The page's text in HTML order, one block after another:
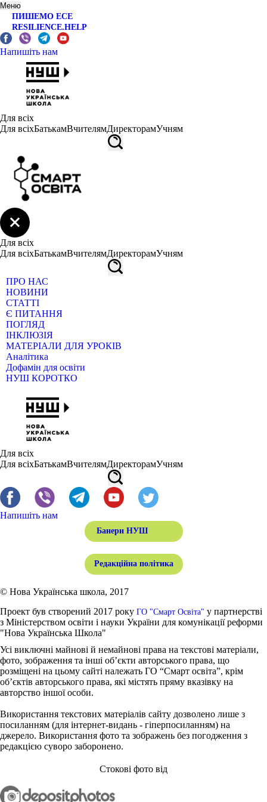
Меню
ПИШЕМО ЕСЕ
RESILIENCE.HELP
Напишіть нам
Для всіх
Для всіхБатькамВчителямДиректорамУчням
Для всіх
Для всіхБатькамВчителямДиректорамУчням
ПРО НАС
НОВИНИ
СТАТТІ
Є ПИТАННЯ
ПОГЛЯД
ІНКЛЮЗІЯ
МАТЕРІАЛИ ДЛЯ УРОКІВ
Аналітика
Дофамін для освіти
НУШ КОРОТКО
Для всіх
Для всіхБатькамВчителямДиректорамУчням
Напишіть нам
Банери НУШ
Редакційна політика
© Нова Українська школа, 2017
Проект був створений 2017 року ГО "Смарт Освіта" у партнерстві
з Міністерством освіти і науки України для комунікації реформи
"Нова Українська Школа"
Усі виключні майнові й немайнові права на текстові матеріали,
фото, зображення та інші об’єкти авторського права, що
розміщені на цьому сайті належать ГО “Смарт освіта”, крім
об’єктів авторського права, які містять пряму вказівку на
авторство іншої особи.
Використання текстових матеріалів сайту дозволено лише з
посиланням (для інтернет-видань - гіперпосиланням) на
джерело. Використання фото та зображень без погодження з
редакцією суворо заборонено.
Стокові фото від